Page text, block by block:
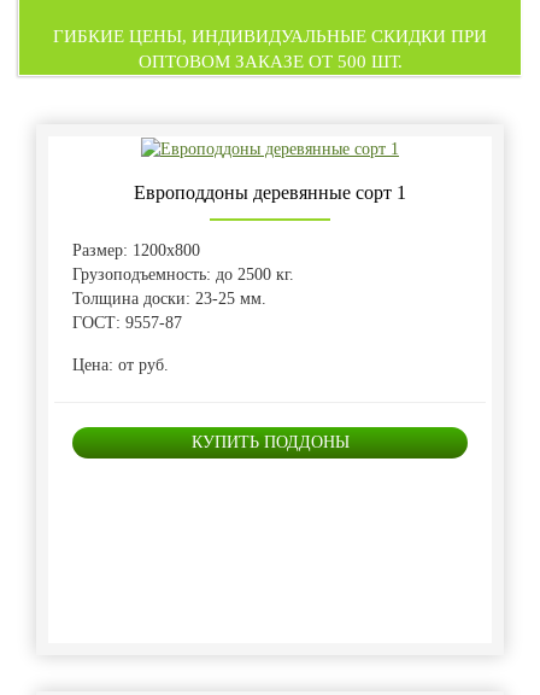
ГИБКИЕ ЦЕНЫ, ИНДИВИДУАЛЬНЫЕ СКИДКИ ПРИ
ОПТОВОМ ЗАКАЗЕ ОТ 500 ШТ.
Европоддоны деревянные сорт 1
Размер: 1200х800
Грузоподъемность: до 2500 кг.
Толщина доски: 23-25 мм.
ГОСТ: 9557-87
Цена: от руб.
КУПИТЬ ПОДДОНЫ